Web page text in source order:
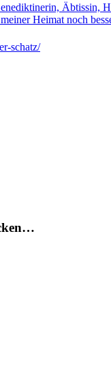
Äbtissin,
Heimat noch
schatz/